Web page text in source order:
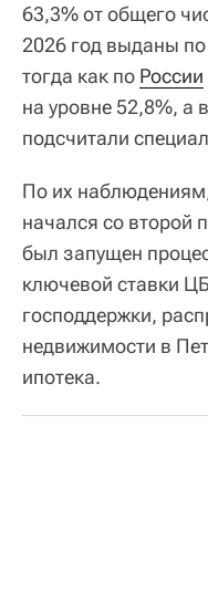
63,3% от общего
2026 год выданы
тогда как по России
на уровне 52,8%, а
подсчитали
По их
начался со второй
был запущен
ключевой ставки
господдержки,
недвижимости в
ипотека.